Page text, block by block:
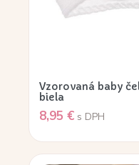
Vzorovaná baby
biela
8,95 € s DPH